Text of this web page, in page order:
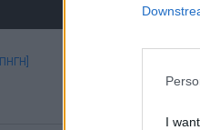
I
[ΠΗΓΗ]